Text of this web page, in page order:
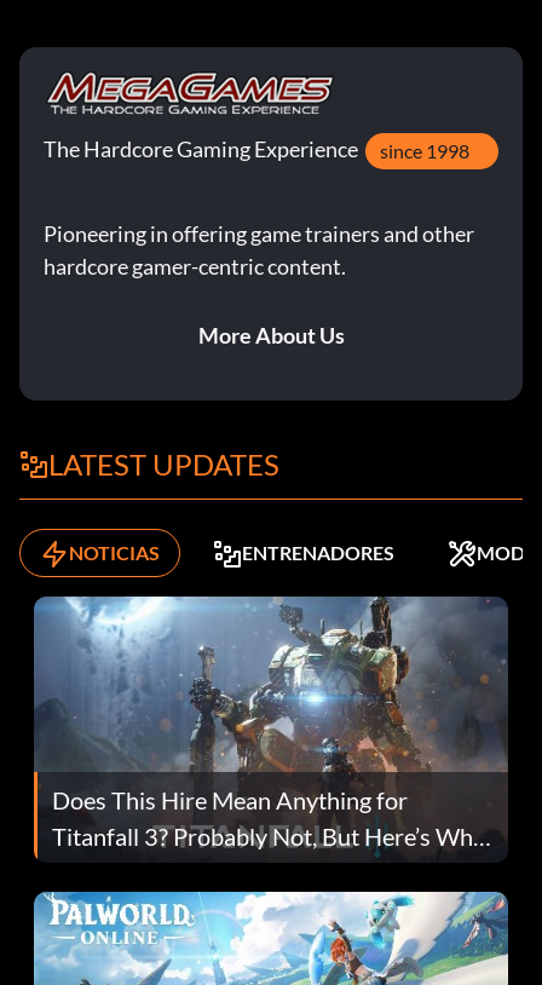
The Hardcore Gaming Experience since 1998
Pioneering in offering game trainers and other
hardcore gamer-centric content.
More About Us
LATEST UPDATES
NOTICIAS ENTRENADORES MODS
Does This Hire Mean Anything for
Titanfall 3? Probably Not, But Here’s Why
Fans Are Hopeful